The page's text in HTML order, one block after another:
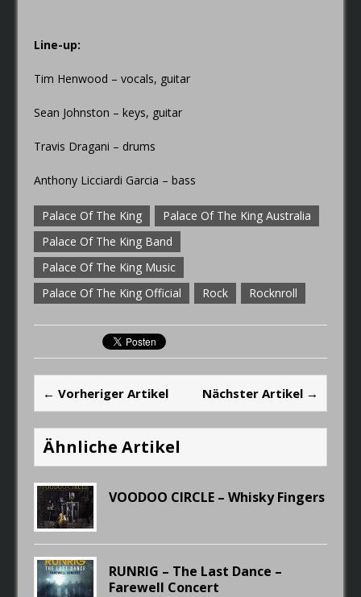
Line-up:
Tim Henwood – vocals, guitar
Sean Johnston – keys, guitar
Travis Dragani – drums
Anthony Licciardi Garcia – bass
Palace Of The King
Palace Of The King Australia
Palace Of The King Band
Palace Of The King Music
Palace Of The King Official
Rock Rocknroll
← Vorheriger Artikel Nächster Artikel →
Ähnliche Artikel
VOODOO CIRCLE – Whisky Fingers
RUNRIG – The Last Dance –
Farewell Concert